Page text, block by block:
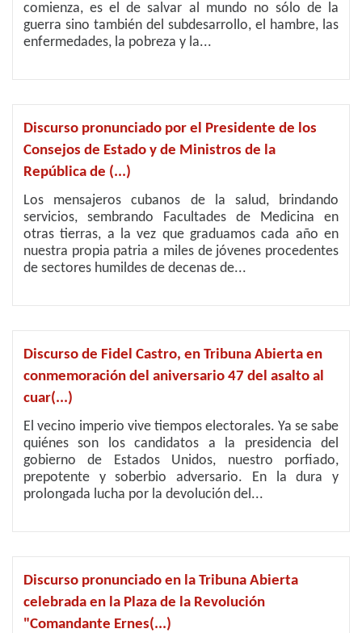
comienza, es el de salvar al mundo no sólo de la
guerra sino también del subdesarrollo, el hambre, las
enfermedades, la pobreza y la...
Discurso pronunciado por el Presidente de los
Consejos de Estado y de Ministros de la
República de (...)
Los mensajeros cubanos de la salud, brindando
servicios, sembrando Facultades de Medicina en
otras tierras, a la vez que graduamos cada año en
nuestra propia patria a miles de jóvenes procedentes
de sectores humildes de decenas de...
Discurso de Fidel Castro, en Tribuna Abierta en
conmemoración del aniversario 47 del asalto al
cuar(...)
El vecino imperio vive tiempos electorales. Ya se sabe
quiénes son los candidatos a la presidencia del
gobierno de Estados Unidos, nuestro porfiado,
prepotente y soberbio adversario. En la dura y
prolongada lucha por la devolución del...
Discurso pronunciado en la Tribuna Abierta
celebrada en la Plaza de la Revolución
"Comandante Ernes(...)